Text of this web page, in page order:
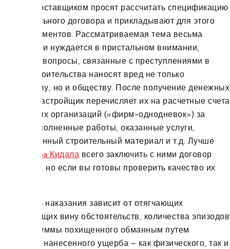
единым поставщиком просят рассчитать спецификацию
потенциального договора и прикладывают для этого
пакет документов. Рассматриваемая тема весьма
актуальна и нуждается в пристальном внимании,
поскольку вопросы, связанные с преступлениями в
сфере строительства наносят вред не только
государству, но и обществу. После получение денежных
средств, застройщик перечисляет их на расчетные счета
подставных организаций («фирм-однодневок») за
якобы выполненные работы, оказанные услуги,
приобретенный строительный материал и т.д. Лучше
@bc_vespa Кидала всего заключить с ними договор
напрямую, но если вы готовы проверить качество их
Суровость наказания зависит от отягчающих
и смягчающих вину обстоятельств, количества эпизодов
по делу, суммы похищенного обманным путем
и размера нанесенного ущерба – как физического, так и